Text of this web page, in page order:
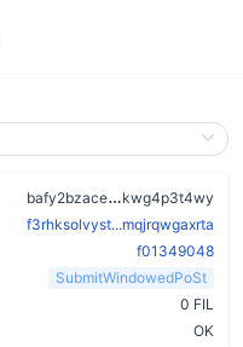
bafy2bzace
kwg4p3t4wy
f3rhksolvyst...mqjrqwgaxrta
f01349048
SubmitWindowedPoSt
0 FIL
OK